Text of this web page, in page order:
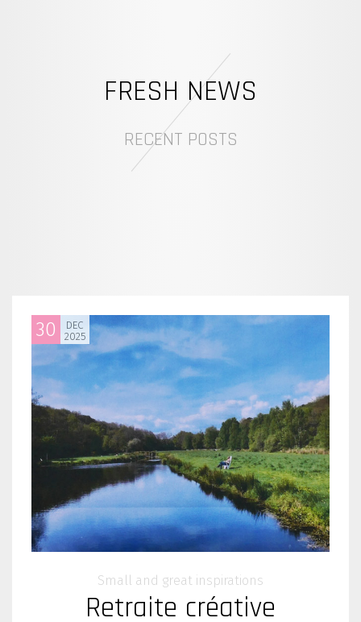
FRESH NEWS
RECENT POSTS
30
DEC
2025
Small and great inspirations
Retraite créative